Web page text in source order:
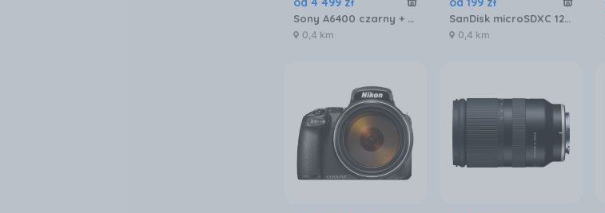
Sony A6400 czarny + 16-50mm
0,4 km
SanDisk microSDXC 128GB High Endurance Class10 (SDSQQNR128GGN6IA)
0,4 km